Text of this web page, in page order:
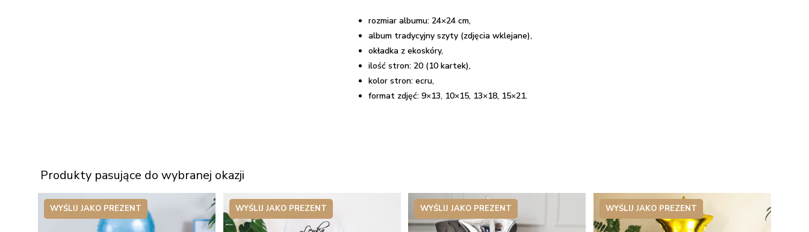
rozmiar albumu: 24×24 cm,
album tradycyjny szyty (zdjęcia wklejane),
okładka z ekoskóry,
ilość stron: 20 (10 kartek),
kolor stron: ecru,
format zdjęć: 9×13, 10×15, 13×18, 15×21.
Produkty pasujące do wybranej okazji
WYŚLIJ JAKO PREZENT WYŚLIJ JAKO PREZENT WYŚLIJ JAKO PREZENT WYŚLIJ JAKO PREZENT